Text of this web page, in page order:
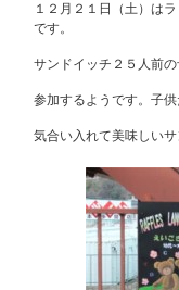
１２月２１日（土）は
です。
サンドイッチ２５人前
参加するようです。子
気合い入れて美味しい